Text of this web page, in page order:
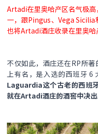
Artadi在里奥哈产区名气极
一，跟Pingus、Vega Sicilia
也将Artadi酒庄收录在里奥哈
不仅如此，酒庄还在RP所
上有名，是入选的西班牙 6
Laguardia这个古老的西班
就在Artadi酒庄的酒窖中决